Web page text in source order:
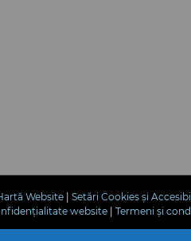
Website| Setări Cookies și
website Termeni și